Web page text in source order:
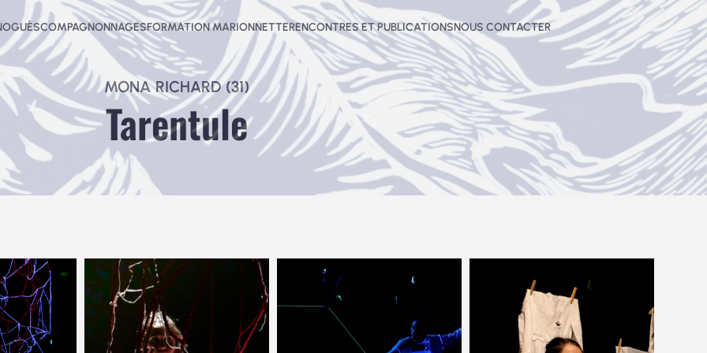
COMPAGNONNAGESFORMATION MARIONNETTERENCONTRES ET PUBLICATIONSNOUS CONTACTER
MONA RICHARD (31)
Tarentule